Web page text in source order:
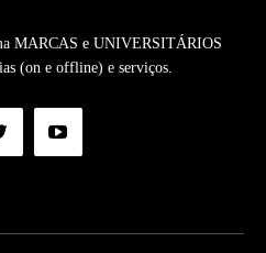
MARCAS e UNIVERSITÁRIOS
(on e offline) e serviços.